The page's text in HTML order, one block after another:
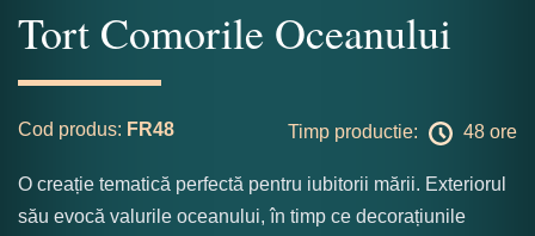
Tort Comorile Oceanului
Cod produs: FR48 Timp productie: 48 ore
O creație tematică perfectă pentru iubitorii mării. Exteriorul
său evocă valurile oceanului, în timp ce decorațiunile